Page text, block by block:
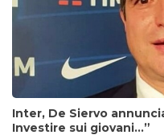
Inter, De Siervo
Investire sui giovani…”